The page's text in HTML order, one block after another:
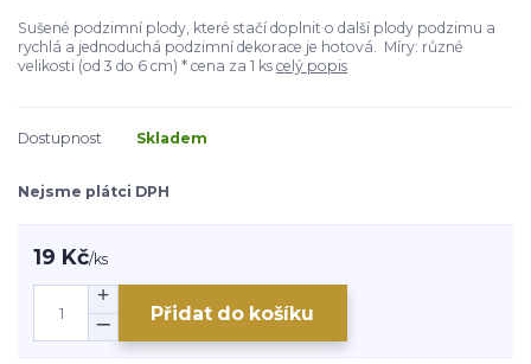
Sušené podzimní plody, které stačí doplnit o další plody podzimu a
rychlá a jednoduchá podzimní dekorace je hotová. Míry: různé
velikosti (od 3 do 6 cm) * cena za 1 ks celý popis
Dostupnost Skladem
Nejsme plátci DPH
19 Kč/ks
Přidat do košíku